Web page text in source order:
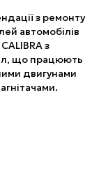
з ремонту
автомобілів
з
л, що працюють
двигунами